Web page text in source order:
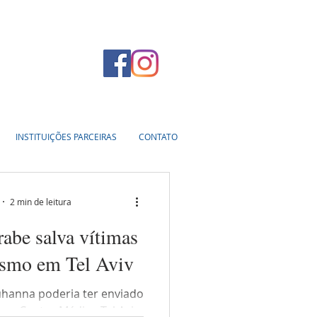
INSTITUIÇÕES PARCEIRAS CONTATO
salva vítimas
em Tel Aviv
poderia ter enviado
o Centro Médico Tel Aviv
2 min de leitura